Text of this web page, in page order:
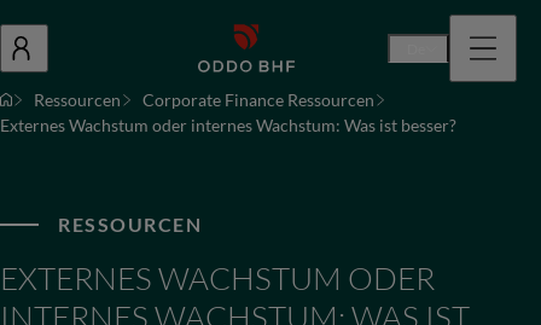
Ressourcen
Corporate Finance Ressourcen
Externes Wachstum oder internes Wachstum: Was ist besser?
RESSOURCEN
EXTERNES WACHSTUM ODER
INTERNES WACHSTUM: WAS IST